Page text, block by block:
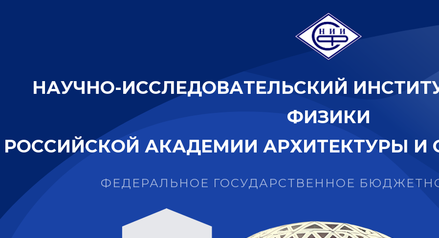
НАУЧНО-ИССЛЕДОВАТЕЛЬСКИЙ ИНСТИТ
ФИЗИКИ
РОССИЙСКОЙ АКАДЕМИИ АРХИТЕКТУРЫ И
ФЕДЕРАЛЬНОЕ ГОСУДАРСТВЕННОЕ